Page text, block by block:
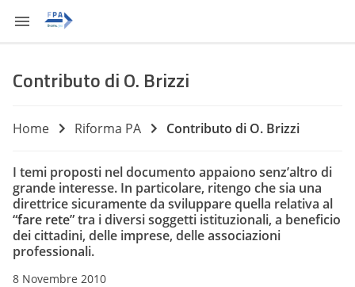
Contributo di O. Brizzi
Home Riforma PA Contributo di O. Brizzi
I temi proposti nel documento appaiono senz’altro di
grande interesse. In particolare, ritengo che sia una
direttrice sicuramente da sviluppare quella relativa al
“fare rete” tra i diversi soggetti istituzionali, a beneficio
dei cittadini, delle imprese, delle associazioni
professionali.
8 Novembre 2010